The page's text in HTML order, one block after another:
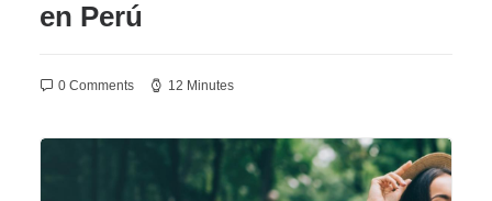
en Perú
0 Comments 12 Minutes